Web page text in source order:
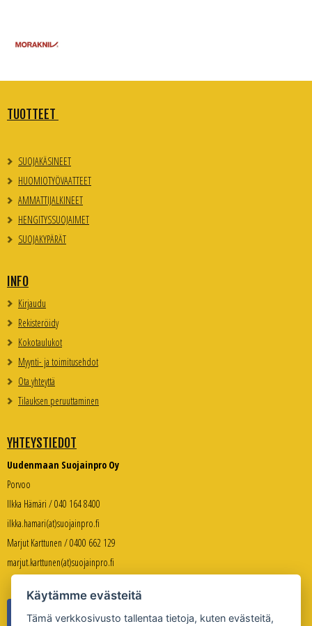
TUOTTEET
SUOJAKÄSINEET
HUOMIOTYÖVAATTEET
AMMATTIJALKINEET
HENGITYSSUOJAIMET
SUOJAKYPÄRÄT
INFO
Kirjaudu
Rekisteröidy
Kokotaulukot
Myynti- ja toimitusehdot
Ota yhteyttä
Tilauksen peruuttaminen
YHTEYSTIEDOT
Uudenmaan Suojainpro Oy
Porvoo
Ilkka Hämäri / 040 164 8400
ilkka.hamari(at)suojainpro.fi
Marjut Karttunen / 0400 662 129
marjut.karttunen(at)suojainpro.fi
Käytämme evästeitä
Tämä verkkosivusto tallentaa tietoja, kuten evästeitä,